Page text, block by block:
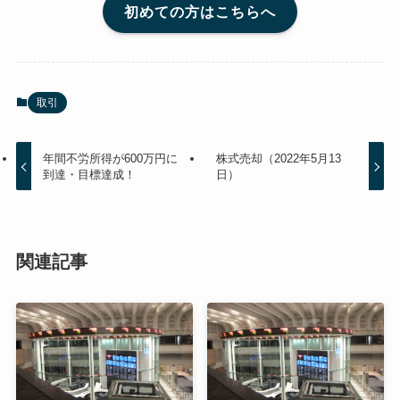
初めての方はこちらへ
取引
年間不労所得が600万円に
到達・目標達成！
株式売却（2022年5月13
日）
関連記事